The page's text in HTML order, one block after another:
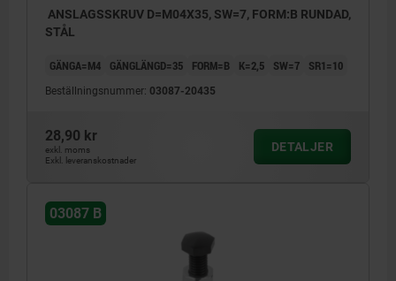
ANSLAGSSKRUV D=M04X35, SW=7, FORM:B RUNDAD,
STÅL
GÄNGA=M4 GÄNGLÄNGD=35 FORM=B K=2,5 SW=7 SR1=10
Beställningsnummer: 03087-20435
28,90 kr
exkl. moms
Exkl. leveranskostnader
DETALJER
03087 B